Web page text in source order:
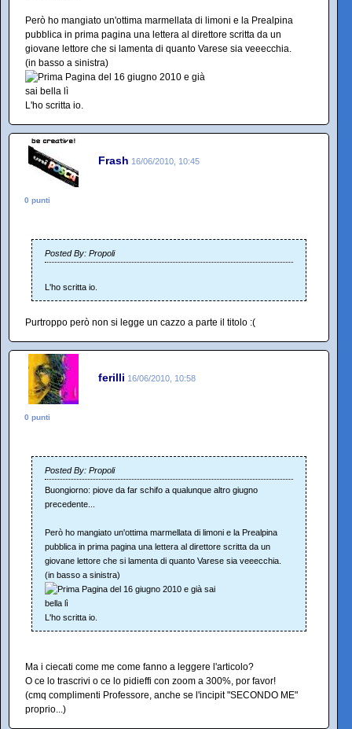
Però ho mangiato un'ottima marmellata di limoni e la Prealpina
pubblica in prima pagina una lettera al direttore scritta da un
giovane lettore che si lamenta di quanto Varese sia veeecchia.
(in basso a sinistra)
L'ho scritta io.
Frash 16/06/2010, 10:45
0 punti
Posted By: Propoli
L'ho scritta io.
Purtroppo però non si legge un cazzo a parte il titolo :(
ferilli 16/06/2010, 10:58
0 punti
Posted By: Propoli
Buongiorno: piove da far schifo a qualunque altro giugno
precedente...
Però ho mangiato un'ottima marmellata di limoni e la Prealpina
pubblica in prima pagina una lettera al direttore scritta da un
giovane lettore che si lamenta di quanto Varese sia veeecchia.
(in basso a sinistra)
L'ho scritta io.
Ma i ciecati come me come fanno a leggere l'articolo?
O ce lo trascrivi o ce lo pidieffi con zoom a 300%, por favor!
(cmq complimenti Professore, anche se l'incipit "SECONDO ME"
proprio...)